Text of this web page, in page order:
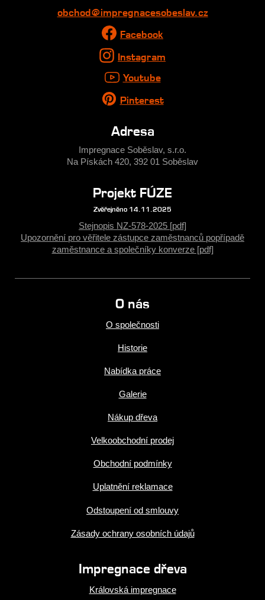
obchod@impregnacesobeslav.cz
Facebook
Instagram
Youtube
Pinterest
Adresa
Impregnace Soběslav, s.r.o.
Na Pískách 420, 392 01 Soběslav
Projekt FÚZE
Zvěřejněno 14.11.2025
Stejnopis NZ-578-2025 [pdf]
Upozornění pro věřitele zástupce zaměstnanců popřípadě
zaměstnance a společníky konverze [pdf]
O nás
O společnosti
Historie
Nabídka práce
Galerie
Nákup dřeva
Velkoobchodní prodej
Obchodní podmínky
Uplatnění reklamace
Odstoupení od smlouvy
Zásady ochrany osobních údajů
Impregnace dřeva
Královská impregnace